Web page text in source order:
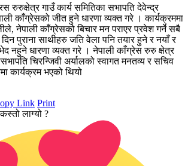
रुरुक्षेत्र गाउँ कार्य समितिका सभापति देवेन्द्र
काँग्रेसको जीत हुने धारणा व्यक्त गरे । कार्यक्रममा
नेपाली काँग्रेसको बिचार मन पराएर प्रवेश गर्ने सबै
दिन पुराना साथीहरु जति वेला पनि तयार हुने र नयाँ र
नहुने धारणा व्यक्त गरे । नेपाली काँग्रेस रुरु क्षेत्र
चिरन्जिवी अर्यालको स्वागत मनतव्य र सचिव
कार्यक्रम भएको थियो
Link Print
लाग्यो ?